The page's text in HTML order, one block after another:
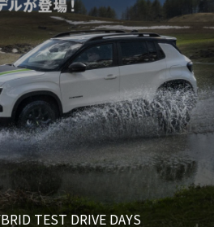
TEST DRIVE DAYS